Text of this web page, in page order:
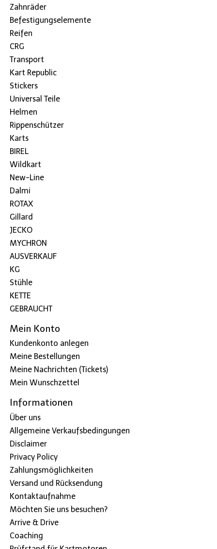
Zahnräder
Befestigungselemente
Reifen
CRG
Transport
Kart Republic
Stickers
Universal Teile
Helmen
Rippenschützer
Karts
BIREL
Wildkart
New-Line
Dalmi
ROTAX
Gillard
JECKO
MYCHRON
AUSVERKAUF
KG
Stühle
KETTE
GEBRAUCHT
Mein Konto
Kundenkonto anlegen
Meine Bestellungen
Meine Nachrichten (Tickets)
Mein Wunschzettel
Informationen
Über uns
Allgemeine Verkaufsbedingungen
Disclaimer
Privacy Policy
Zahlungsmöglichkeiten
Versand und Rücksendung
Kontaktaufnahme
Möchten Sie uns besuchen?
Arrive & Drive
Coaching